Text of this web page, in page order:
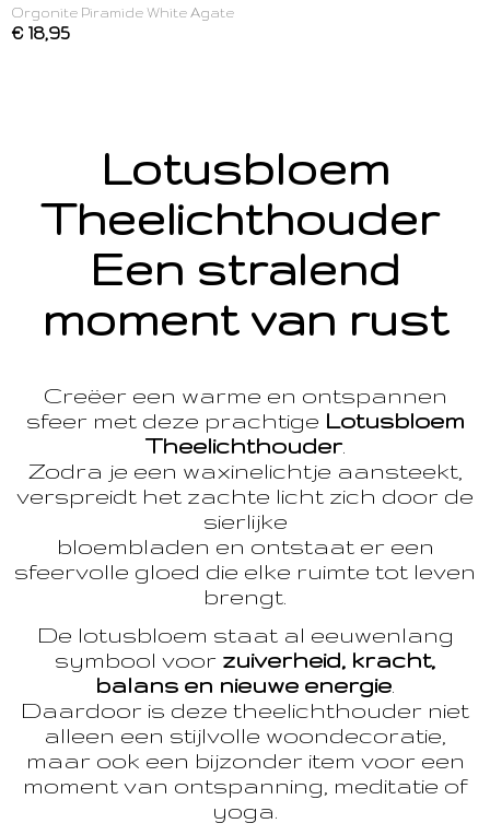
Orgonite Piramide White Agate
€ 18,95
Lotusbloem
Theelichthouder
Een stralend
moment van rust
Creëer een warme en ontspannen
sfeer met deze prachtige Lotusbloem
Theelichthouder.
Zodra je een waxinelichtje aansteekt,
verspreidt het zachte licht zich door de
sierlijke
bloembladen en ontstaat er een
sfeervolle gloed die elke ruimte tot leven
brengt.
De lotusbloem staat al eeuwenlang
symbool voor zuiverheid, kracht,
balans en nieuwe energie
Daardoor is deze theelichthouder niet
alleen een stijlvolle woondecoratie,
maar ook een bijzonder item voor een
moment van ontspanning, meditatie of
yoga.